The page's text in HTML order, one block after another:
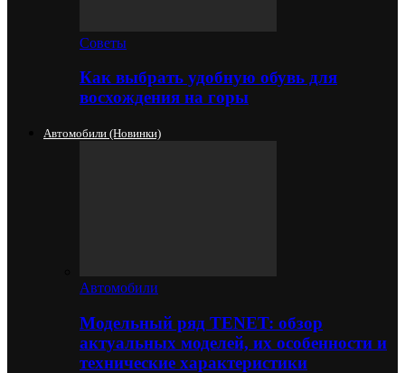
Советы
Как выбрать удобную обувь для
восхождения на горы
Автомобили (новинки)
Автомобили
Модельный ряд TENET: обзор
актуальных моделей, их особенности и
технические характеристики